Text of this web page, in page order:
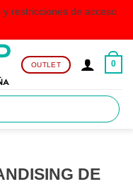
restricciones de acceso
OUTLET 0
DE